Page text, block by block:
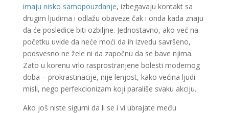
imaju nisko samopouzdanje, izbegavaju kontakt sa
drugim ljudima i odlažu obaveze čak i onda kada znaju
da će posledice biti ozbiljne. Jednostavno, ako već na
početku uvide da neće moći da ih izvedu savršeno,
podsvesno ne žele ni da započnu da se bave njima.
Zato u korenu vrlo rasprostranjene bolesti modernog
doba – prokrastinacije, nije lenjost, kako većina ljudi
misli, nego perfekcionizam koji parališe svaku akciju.
Ako još niste sigurni da li se i vi ubrajate među